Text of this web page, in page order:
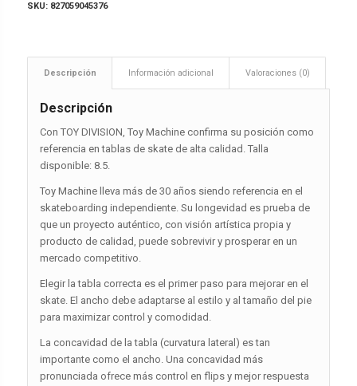
SKU: 827059045376
Descripción Información adicional Valoraciones (0)
Descripción
Con TOY DIVISION, Toy Machine confirma su posición como
referencia en tablas de skate de alta calidad. Talla
disponible: 8.5.
Toy Machine lleva más de 30 años siendo referencia en el
skateboarding independiente. Su longevidad es prueba de
que un proyecto auténtico, con visión artística propia y
producto de calidad, puede sobrevivir y prosperar en un
mercado competitivo.
Elegir la tabla correcta es el primer paso para mejorar en el
skate. El ancho debe adaptarse al estilo y al tamaño del pie
para maximizar control y comodidad.
La concavidad de la tabla (curvatura lateral) es tan
importante como el ancho. Una concavidad más
pronunciada ofrece más control en flips y mejor respuesta